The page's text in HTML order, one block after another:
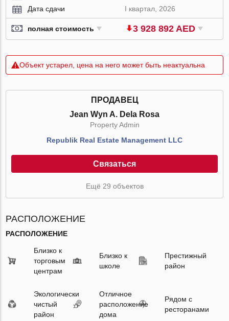
Дата сдачи
I квартал, 2026
полная стоимость 3 928 892 AED
Объект устарел, цена на него может быть неактуальна
ПРОДАВЕЦ
Jean Wyn A. Dela Rosa
Property Admin
Republik Real Estate Management LLC
Связаться
Ещё 29 объектов
РАСПОЛОЖЕНИЕ
РАСПОЛОЖЕНИЕ
Близко к
торговым
центрам
Близко к
школе
Престижный
район
Экологически
чистый
район
Отличное
расположение
дома
Рядом с
ресторанами